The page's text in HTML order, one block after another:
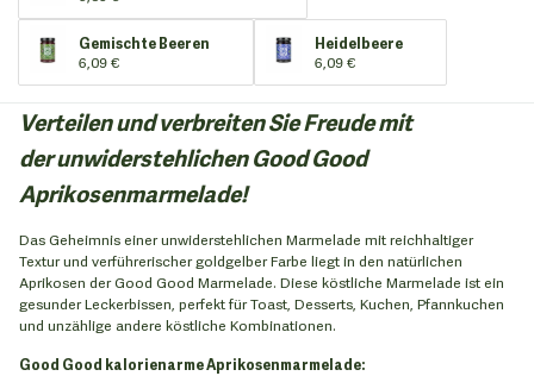
Gemischte Beeren
6,09 €
Heidelbeere
6,09 €
Verteilen und verbreiten Sie Freude mit
der unwiderstehlichen Good Good
Aprikosenmarmelade!
Das Geheimnis einer unwiderstehlichen Marmelade mit reichhaltiger
Textur und verführerischer goldgelber Farbe liegt in den natürlichen
Aprikosen der Good Good Marmelade. Diese köstliche Marmelade ist ein
gesunder Leckerbissen, perfekt für Toast, Desserts, Kuchen, Pfannkuchen
und unzählige andere köstliche Kombinationen.
Good Good kalorienarme Aprikosenmarmelade: